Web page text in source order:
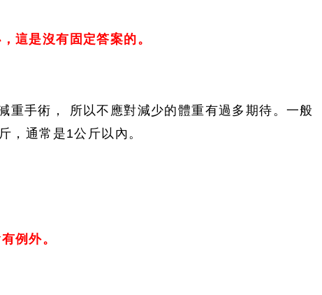
這是沒有固定答案的。
重手術， 所以不應對減少的體重有過多期待。一般
，通常是1公斤以內。
例外。